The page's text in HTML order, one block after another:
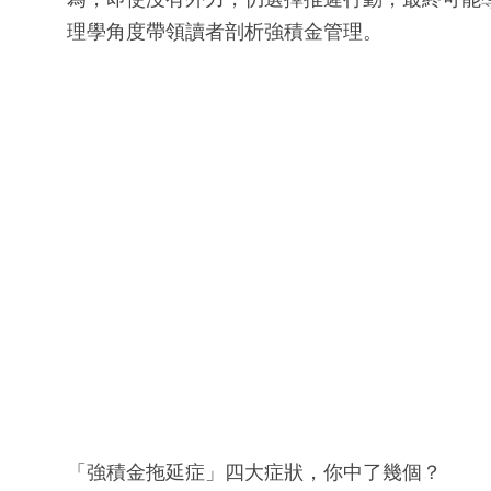
理學角度帶領讀者剖析強積金管理。
「強積金拖延症」四大症狀，你中了幾個？